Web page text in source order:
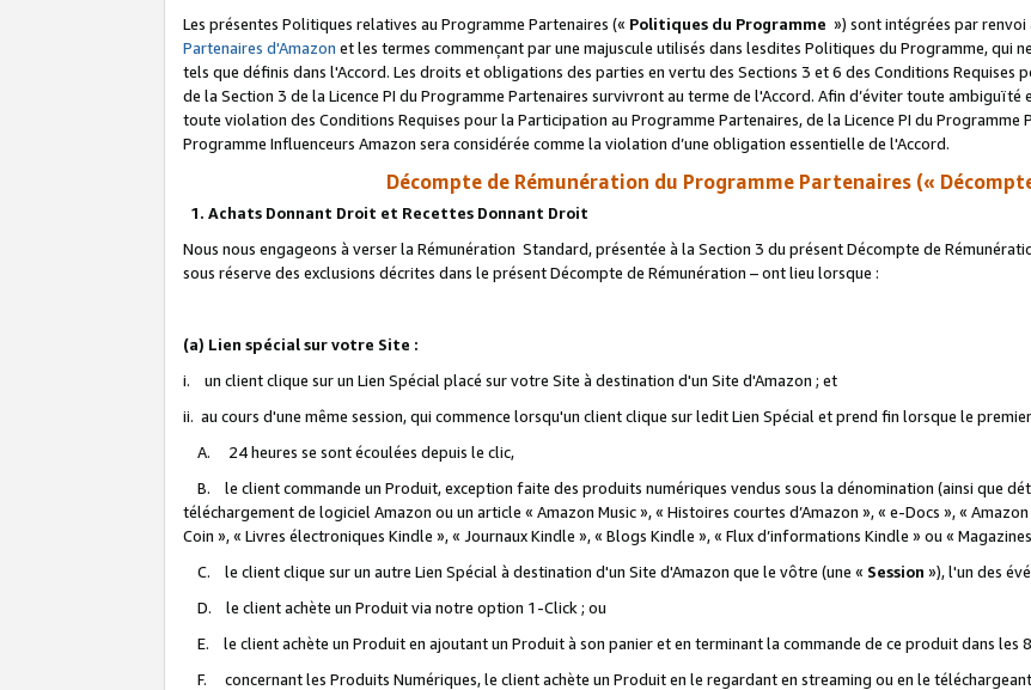
Les présentes Politiques relatives au Programme Partenaires (« Politiques du Programme ») sont intégrées par renvoi
Partenaires d'Amazon et les termes commençant par une majuscule utilisés dans lesdites Politiques du Programme, qui
tels que définis dans l'Accord. Les droits et obligations des parties en vertu des Sections 3 et 6 des Conditions Requises
de la Section 3 de la Licence PI du Programme Partenaires survivront au terme de l'Accord. Afin d’éviter toute
toute violation des Conditions Requises pour la Participation au Programme Partenaires, de la Licence PI du
Programme Influenceurs Amazon sera considérée comme la violation d’une obligation essentielle de l'Accord.
Décompte de Rémunération du Programme Partenaires («
1. Achats Donnant Droit et Recettes Donnant Droit
Nous nous engageons à verser la Rémunération Standard, présentée à la Section 3 du présent Décompte de
sous réserve des exclusions décrites dans le présent Décompte de Rémunération – ont lieu lorsque :
(a) Lien spécial sur votre Site :
i. un client clique sur un Lien Spécial placé sur votre Site à destination d'un Site d'Amazon ; et
ii. au cours d'une même session, qui commence lorsqu'un client clique sur ledit Lien Spécial et prend fin lorsque le
A. 24 heures se sont écoulées depuis le clic,
B. le client commande un Produit, exception faite des produits numériques vendus sous la dénomination (ainsi que
téléchargement de logiciel Amazon ou un article « Amazon Music », « Histoires courtes d’Amazon », « e-Docs », «
Coin », « Livres électroniques Kindle », « Journaux Kindle », « Blogs Kindle », « Flux d’informations Kindle » ou «
C. le client clique sur un autre Lien Spécial à destination d'un Site d'Amazon que le vôtre (une « Session »), l'un des
D. le client achète un Produit via notre option 1-Click ; ou
E. le client achète un Produit en ajoutant un Produit à son panier et en terminant la commande de ce produit dans les
F. concernant les Produits Numériques, le client achète un Produit en le regardant en streaming ou en le